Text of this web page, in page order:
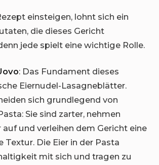
einsteigen, lohnt sich ein
die dieses Gericht
jede spielt eine wichtige Rolle.
: Das Fundament dieses
Eiernudel-Lasagneblätter.
sich grundlegend von
Sie sind zarter, nehmen
auf und verleihen dem Gericht eine
Textur. Die Eier in der Pasta
mit sich und tragen zu